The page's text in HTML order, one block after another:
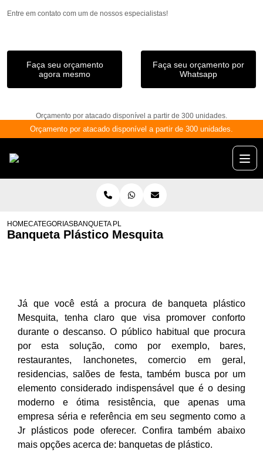
Entre em contato com um de nossos especialistas!
Faça seu orçamento
agora mesmo
Faça seu orçamento por
Whatsapp
Orçamento por atacado disponível a partir de 300 unidades.
Orçamento por atacado disponível a partir de 300 unidades.
HOMECATEGORIASBANQUETA PLÁSTICO MESQUITA
Banqueta Plástico Mesquita
Já que você está a procura de banqueta plástico
Mesquita, tenha claro que visa promover conforto
durante o descanso. O público habitual que procura
por esta solução, como por exemplo, bares,
restaurantes, lanchonetes, comercio em geral,
residencias, salões de festa, também busca por um
elemento considerado indispensável que é o desing
moderno e ótima resistência, que apenas uma
empresa séria e referência em seu segmento como a
Jr plásticos pode oferecer. Confira também abaixo
mais opções acerca de: banquetas de plástico.